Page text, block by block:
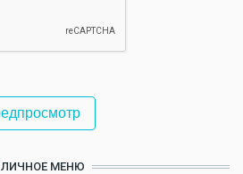
ЛИЧНОЕ МЕНЮ